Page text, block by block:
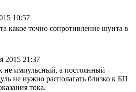
10:57
какое точно сопротивление шунта в
2015 21:37
импульсный, а постоянный -
не нужно располагать близко к БП
тока.